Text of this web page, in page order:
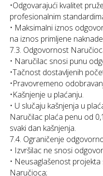
•Odgovarajući kvalitet
profesionalnim
• Maksimalni iznos
na iznos primljene
7.3. Odgovornost
• Naručilac snosi punu
•Tačnost dostavljenih
•Pravovremeno
•Kašnjenje u plaćanju.
• U slučaju kašnjenja u
Naručilac plaća penu od
svaki dan kašnjenja.
7.4. Ograničenje
• Izvršilac ne snosi
• Neusaglašenost
Naručioca;